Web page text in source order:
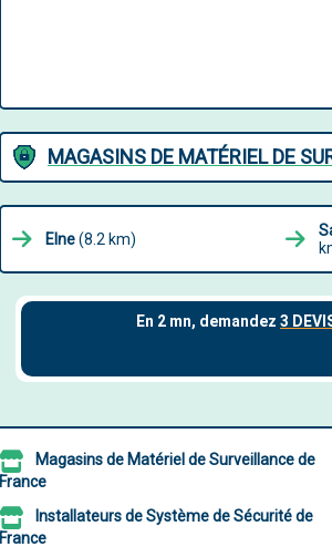
MAGASINS DE MATÉRIEL DE
Elne(8.2 km)
Magasins de Matériel de Surveillance de
France
Installateurs de Système de Sécurité de
France